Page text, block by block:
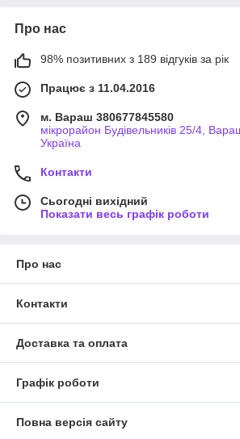
Про нас
98% позитивних з 189 відгуків за рік
Працює з 11.04.2016
м. Вараш 380677845580
мікрорайон Будівельників 25/4,
Україна
Контакти
Сьогодні вихідний
Показати весь графік роботи
Про нас
Контакти
Доставка та оплата
Графік роботи
Повна версія сайту